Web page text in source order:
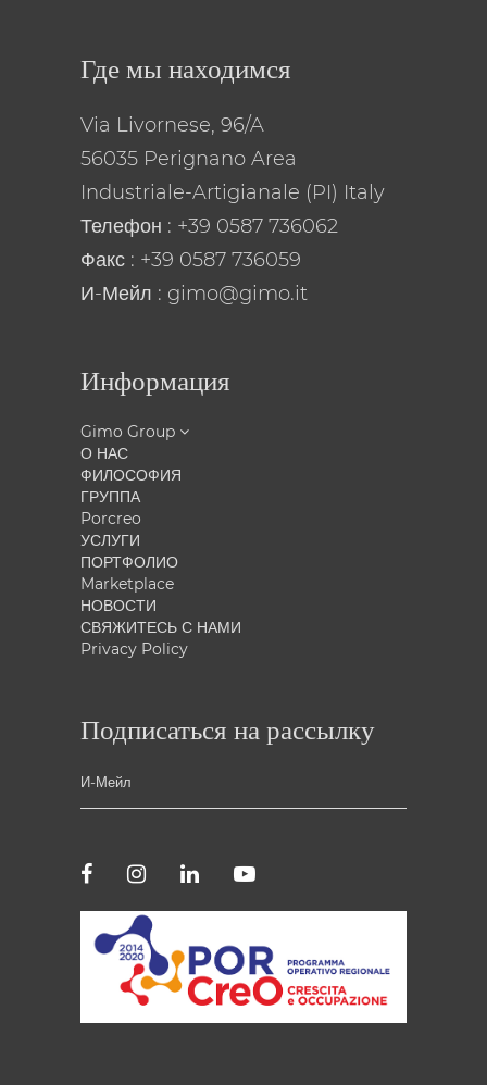
Где мы находимся
Via Livornese, 96/A
56035 Perignano Area
Industriale-Artigianale (PI) Italy
Телефон : +39 0587 736062
Факс : +39 0587 736059
И-Мейл : gimo@gimo.it
Информация
Gimo Group
О НАС
ФИЛОСОФИЯ
ГРУППА
Porcreo
УСЛУГИ
ПОРТФОЛИО
Marketplace
НОВОСТИ
СВЯЖИТЕСЬ С НАМИ
Privacy Policy
Подписаться на рассылку